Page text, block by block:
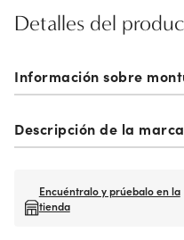
Detalles del
Información sobre
Descripción de la marca
Encuéntralo y prúebalo en la
tienda